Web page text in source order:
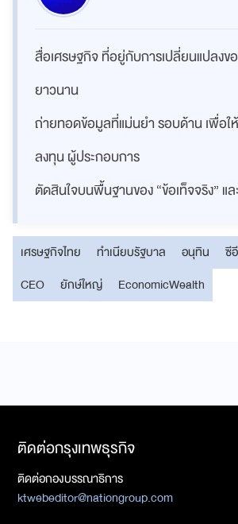
สื่อเศรษฐกิจ ที่อยู่กับการเปลี่ยนแปลงข
ยาวนาน
ถ่ายทอดข้อมูลที่แม่นยำ รอบด้าน เพื่อใ
ลงทุน ผู้ประกอบการ
ตัดสินใจบนพื้นฐานของ “ข้อเท็จจริง” แล
เศรษฐกิจไทย ทำเนียบรัฐบาล อนุทิน ซี
CEO
ยักษ์ใหญ่ EconomicWealth
ติดต่อกรุงเทพธุรกิจ
ติดต่อกองบรรณาธิการ
ktwebeditor@nationgroup.com